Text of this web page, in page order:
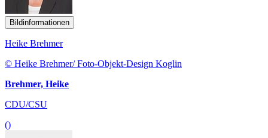
Bildinformationen
Heike Brehmer
© Heike Brehmer/ Foto-Objekt-Design Koglin
Brehmer, Heike
CDU/CSU
()